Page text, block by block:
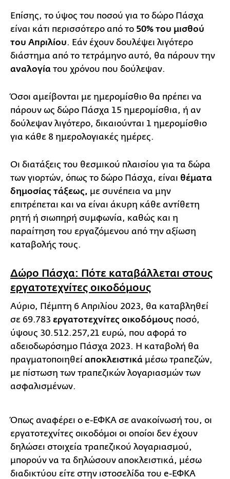
Επίσης, το ύψος του ποσού για το δώρο Πάσχα
είναι κάτι περισσότερο από το 50% του μισθού
του Απριλίου. Εάν έχουν δουλέψει λιγότερο
διάστημα από το τετράμηνο αυτό, θα πάρουν την
αναλογία του χρόνου που δούλεψαν.
Όσοι αμείβονται με ημερομίσθιο θα πρέπει να
πάρουν ως δώρο Πάσχα 15 ημερομίσθια, ή αν
δούλεψαν λιγότερο, δικαιούνται 1 ημερομίσθιο
για κάθε 8 ημερολογιακές ημέρες.
Οι διατάξεις του θεσμικού πλαισίου για τα δώρα
των γιορτών, όπως το δώρο Πάσχα, είναι θέματα
δημοσίας τάξεως, με συνέπεια να μην
επιτρέπεται και να είναι άκυρη κάθε αντίθετη
ρητή ή σιωπηρή συμφωνία, καθώς και η
παραίτηση του εργαζόμενου από την αξίωση
καταβολής τους.
Δώρο Πάσχα: Πότε καταβάλλεται στους
εργατοτεχνίτες οικοδόμους
Αύριο, Πέμπτη 6 Απριλίου 2023, θα καταβληθεί
σε 69.783 εργατοτεχνίτες οικοδόμους ποσό,
ύψους 30.512.257,21 ευρώ, που αφορά το
αδειοδωρόσημο Πάσχα 2023. Η καταβολή θα
πραγματοποιηθεί αποκλειστικά μέσω τραπεζών,
με πίστωση των τραπεζικών λογαριασμών των
ασφαλισμένων.
Όπως αναφέρει ο e-ΕΦΚΑ σε ανακοίνωσή του, οι
εργατοτεχνίτες οικοδόμοι οι οποίοι δεν έχουν
δηλώσει στοιχεία τραπεζικού λογαριασμού,
μπορούν να τα δηλώσουν αποκλειστικά, μέσω
διαδικτύου είτε στην ιστοσελίδα του e-ΕΦΚΑ